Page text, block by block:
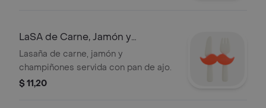
LaSA de Carne, Jamón y
Champiñones
Lasaña de carne, jamón y
champiñones servida con pan de ajo.
$ 11,20